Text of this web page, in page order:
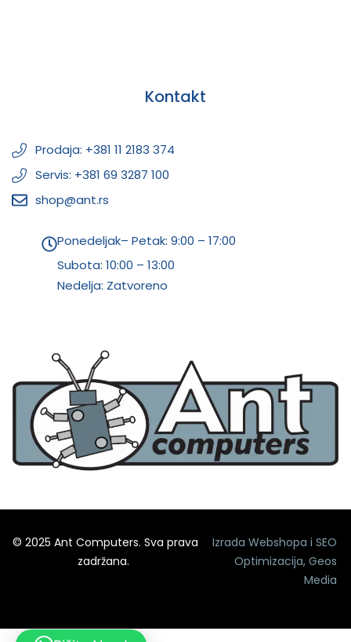
Kontakt
Prodaja: +381 11 2183 374
Servis: +381 69 3287 100
shop@ant.rs
Ponedeljak– Petak: 9:00 – 17:00
Subota: 10:00 – 13:00
Nedelja: Zatvoreno
© 2025 Ant Computers. Sva prava
zadržana.
Izrada Webshopa iSEO
Optimizacija,Geos
Media